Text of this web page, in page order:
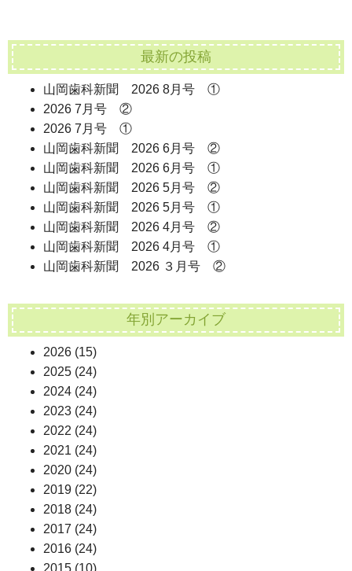
最新の投稿
山岡歯科新聞 2026 8月号 ①
2026 7月号 ②
2026 7月号 ①
山岡歯科新聞 2026 6月号 ②
山岡歯科新聞 2026 6月号 ①
山岡歯科新聞 2026 5月号 ②
山岡歯科新聞 2026 5月号 ①
山岡歯科新聞 2026 4月号 ②
山岡歯科新聞 2026 4月号 ①
山岡歯科新聞 2026 ３月号 ②
年別アーカイブ
2026 (15)
2025 (24)
2024 (24)
2023 (24)
2022 (24)
2021 (24)
2020 (24)
2019 (22)
2018 (24)
2017 (24)
2016 (24)
2015 (10)